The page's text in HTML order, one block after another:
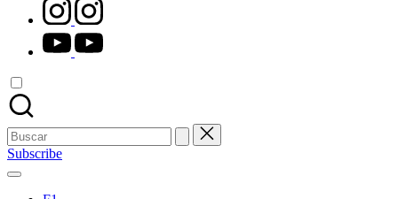
instagram.com
youtube.com
Buscar:
Subscribe